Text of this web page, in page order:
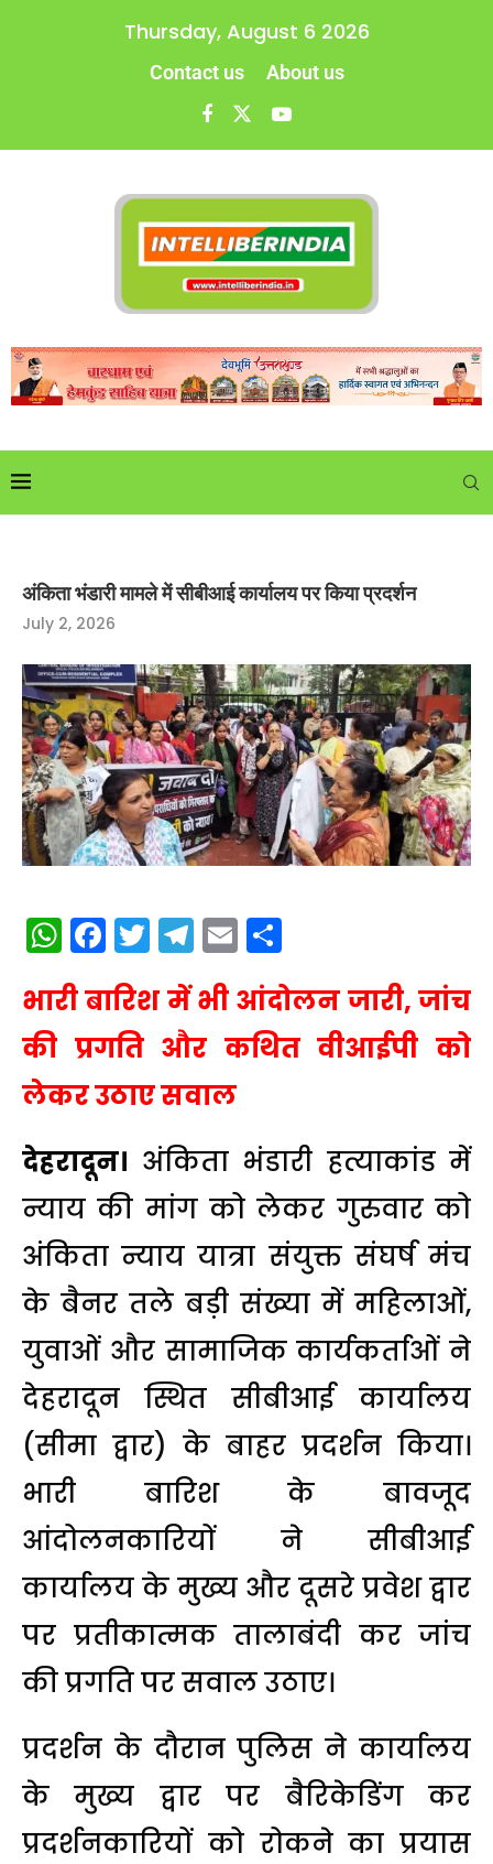
Thursday, August 6 2026
Contact us About us
अंकिता भंडारी मामले में सीबीआई कार्यालय पर किया प्रदर्शन
July 2, 2026
WhatsApp
Facebook
Twitter
Telegram
Email
भारी बारिश में भी आंदोलन जारी, जांच
की प्रगति और कथित वीआईपी को
लेकर उठाए सवाल
देहरादून। अंकिता भंडारी हत्याकांड में
न्याय की मांग को लेकर गुरुवार को
अंकिता न्याय यात्रा संयुक्त संघर्ष मंच
के बैनर तले बड़ी संख्या में महिलाओं,
युवाओं और सामाजिक कार्यकर्ताओं ने
देहरादून स्थित सीबीआई कार्यालय
(सीमा द्वार) के बाहर प्रदर्शन किया।
भारी बारिश के बावजूद
आंदोलनकारियों ने सीबीआई
कार्यालय के मुख्य और दूसरे प्रवेश द्वार
पर प्रतीकात्मक तालाबंदी कर जांच
की प्रगति पर सवाल उठाए।
प्रदर्शन के दौरान पुलिस ने कार्यालय
के मुख्य द्वार पर बैरिकेडिंग कर
प्रदर्शनकारियों को रोकने का प्रयास